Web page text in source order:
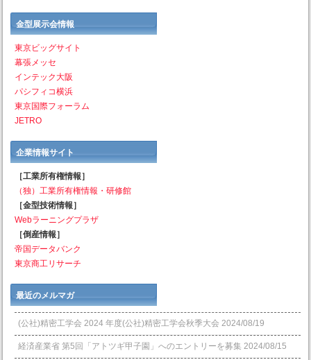
金型展示会情報
東京ビッグサイト
幕張メッセ
インテック大阪
パシフィコ横浜
東京国際フォーラム
JETRO
企業情報サイト
［工業所有権情報］
（独）工業所有権情報・研修館
［金型技術情報］
Webラーニングプラザ
［倒産情報］
帝国データバンク
東京商工リサーチ
最近のメルマガ
(公社)精密工学会 2024 年度(公社)精密工学会秋季大会 2024/08/19
経済産業省 第5回「アトツギ甲子園」へのエントリーを募集 2024/08/15